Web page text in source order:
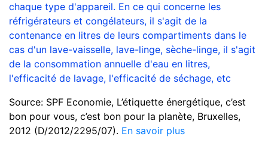
chaque type d'appareil. En ce qui concerne les
réfrigérateurs et congélateurs, il s'agit de la
contenance en litres de leurs compartiments dans le
cas d'un lave-vaisselle, lave-linge, sèche-linge, il s'agit
de la consommation annuelle d'eau en litres,
l'efficacité de lavage, l'efficacité de séchage, etc
Source: SPF Economie, L’étiquette énergétique, c’est
bon pour vous, c’est bon pour la planète, Bruxelles,
2012 (D/2012/2295/07). En savoir plus